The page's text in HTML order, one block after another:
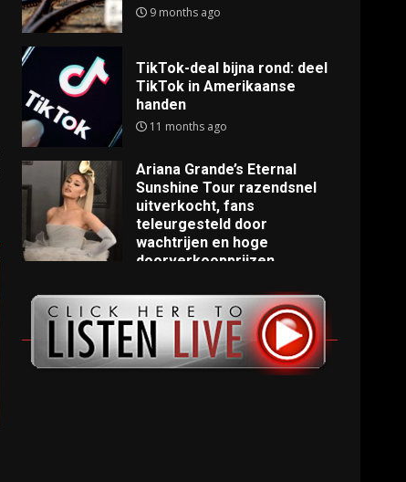
9 months ago
TikTok-deal bijna rond: deel
TikTok in Amerikaanse
handen
11 months ago
Ariana Grande’s Eternal
Sunshine Tour razendsnel
uitverkocht, fans
teleurgesteld door
wachtrijen en hoge
doorverkoopprijzen